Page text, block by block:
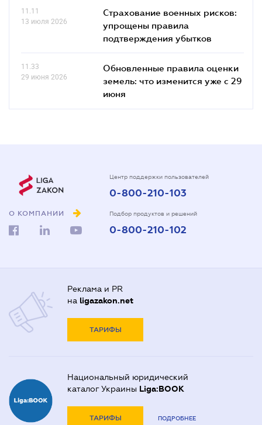
11.11
13 июля 2026
Страхование военных рисков:
упрощены правила
подтверждения убытков
11.33
29 июня 2026
Обновленные правила оценки
земель: что изменится уже с 29
июня
О КОМПАНИИ
Центр поддержки пользователей
0-800-210-103
Подбор продуктов и решений
0-800-210-102
Реклама и PR
на ligazakon.net
ТАРИФЫ
Национальный юридический
каталог Украины Liga:BOOK
ТАРИФЫ ПОДРОБНЕЕ